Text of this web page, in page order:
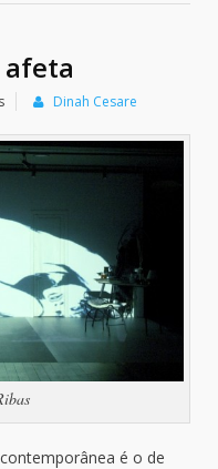
afeta
Dinah Cesare
é o de